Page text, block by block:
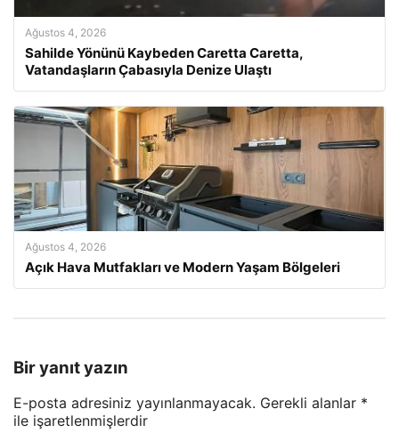
Ağustos 4, 2026
Sahilde Yönünü Kaybeden Caretta Caretta,
Vatandaşların Çabasıyla Denize Ulaştı
Ağustos 4, 2026
Açık Hava Mutfakları ve Modern Yaşam Bölgeleri
Bir yanıt yazın
E-posta adresiniz yayınlanmayacak. Gerekli alanlar *
ile işaretlenmişlerdir